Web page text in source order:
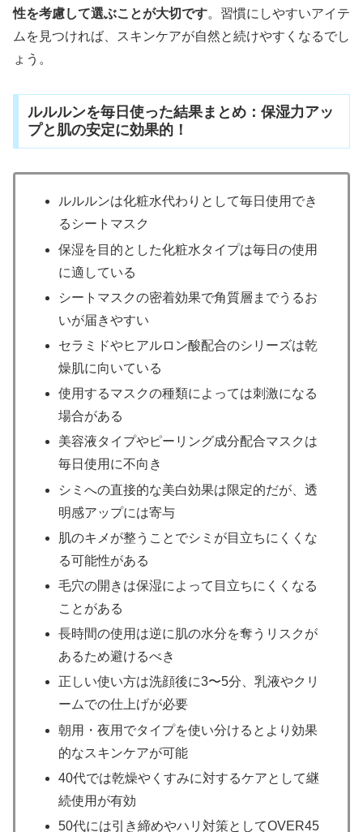
性を考慮して選ぶことが大切です。習慣にしやすいアイテ
ムを見つければ、スキンケアが自然と続けやすくなるでし
ょう。
ルルルンを毎日使った結果まとめ：保湿力アッ
プと肌の安定に効果的！
ルルルンは化粧水代わりとして毎日使用でき
るシートマスク
保湿を目的とした化粧水タイプは毎日の使用
に適している
シートマスクの密着効果で角質層までうるお
いが届きやすい
セラミドやヒアルロン酸配合のシリーズは乾
燥肌に向いている
使用するマスクの種類によっては刺激になる
場合がある
美容液タイプやピーリング成分配合マスクは
毎日使用に不向き
シミへの直接的な美白効果は限定的だが、透
明感アップには寄与
肌のキメが整うことでシミが目立ちにくくな
る可能性がある
毛穴の開きは保湿によって目立ちにくくなる
ことがある
長時間の使用は逆に肌の水分を奪うリスクが
あるため避けるべき
正しい使い方は洗顔後に3〜5分、乳液やクリ
ームでの仕上げが必要
朝用・夜用でタイプを使い分けるとより効果
的なスキンケアが可能
40代では乾燥やくすみに対するケアとして継
続使用が有効
50代には引き締めやハリ対策としてOVER45